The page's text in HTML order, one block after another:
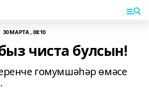
30 МАРТА , 08:10
чиста булсын!
гомумшәһәр өмәсе